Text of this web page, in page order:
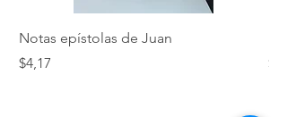
Notas epístolas de Juan
Precio
$4,17